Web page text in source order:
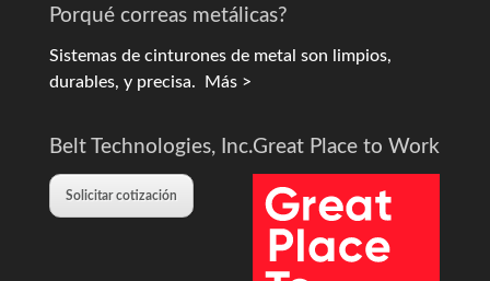
Porqué correas metálicas?
Sistemas de cinturones de metal son limpios,
durables, y precisa. Más >
Belt Technologies, Inc.
Solicitar cotización
Great Place to Work